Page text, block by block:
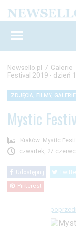
Newsello.pl / Galerie
Festival 2019 - dzień 1
ZDJĘCIA, FILMY, GALERIE
Mystic
Kraków: Mystic
czwartek, 27
Udostępnij
Pinterest